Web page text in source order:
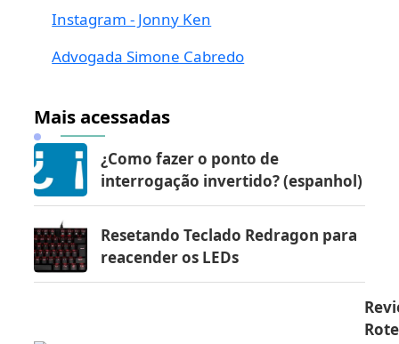
Instagram - Jonny Ken
Advogada Simone Cabredo
Mais acessadas
¿Como fazer o ponto de
interrogação invertido? (espanhol)
Resetando Teclado Redragon para
reacender os LEDs